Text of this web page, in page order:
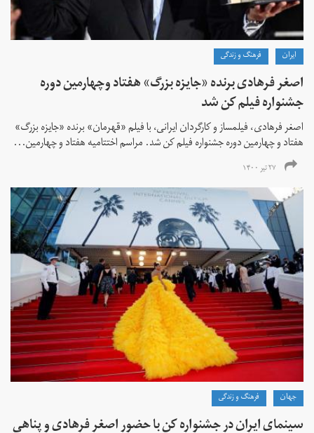
ايران فرهنگ و زندگی
اصغر فرهادی برنده «جایزه بزرگ»‌ هفتاد‌ وچهارمین دوره
جشنواره فیلم کن شد
اصغر فرهادی، فیلمساز و کارگردان ایرانی، با فیلم «قهرمان» برنده «جایزه بزرگ»
هفتاد و چهارمین دوره جشنواره فیلم کن شد. مراسم اختتامیه هفتاد و چهارمین...
۲۷ تیر ۱۴۰۰
جهان فرهنگ و زندگی
سینمای ایران در جشنواره کن با حضور اصغر فرهادی و پناهی